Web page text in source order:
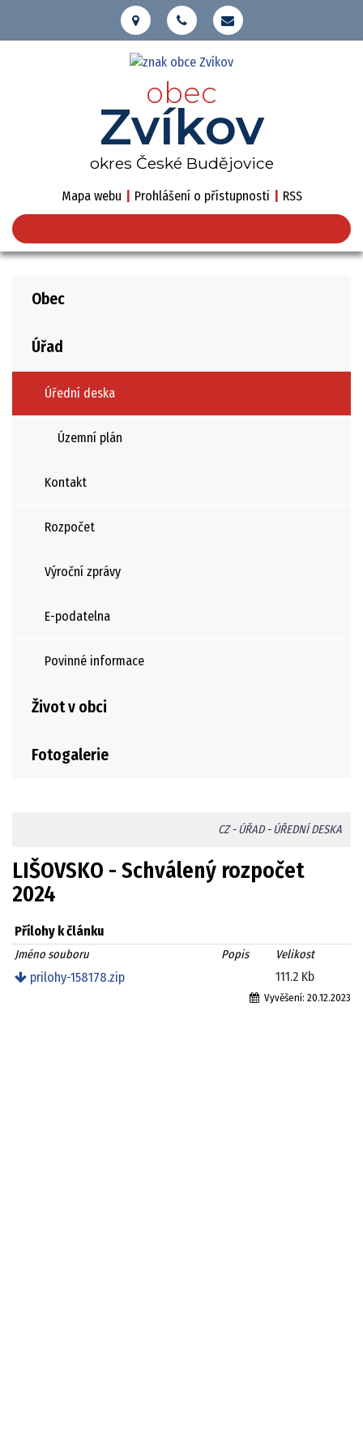
obec
Zvíkov
okres České Budějovice
Mapa webu Prohlášení o přístupnosti RSS
Obec
Úřad
Úřední deska
Územní plán
Kontakt
Rozpočet
Výroční zprávy
E-podatelna
Povinné informace
Život v obci
Fotogalerie
CZ-ÚŘAD-ÚŘEDNÍ DESKA
LIŠOVSKO - Schválený rozpočet
2024
Přílohy k článku
Jméno souboru Popis Velikost
prilohy-158178.zip 111.2 Kb
Vyvěšení: 20.12.2023